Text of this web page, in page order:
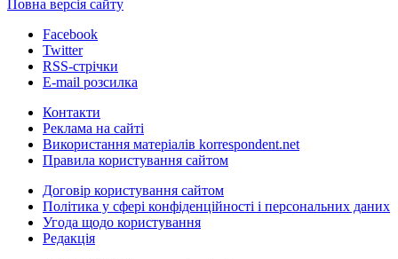
Повна версія сайту
Facebook
Twitter
RSS-стрічки
E-mail розсилка
Контакти
Реклама на сайті
Використання матеріалів korrespondent.net
Правила користування сайтом
Договір користування сайтом
Політика у сфері конфіденційності і персональних даних
Угода щодо користування
Редакція